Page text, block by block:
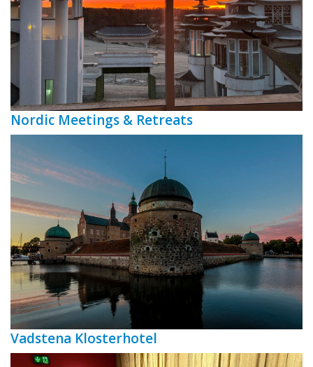
Nordic Meetings & Retreats
Vadstena Klosterhotel